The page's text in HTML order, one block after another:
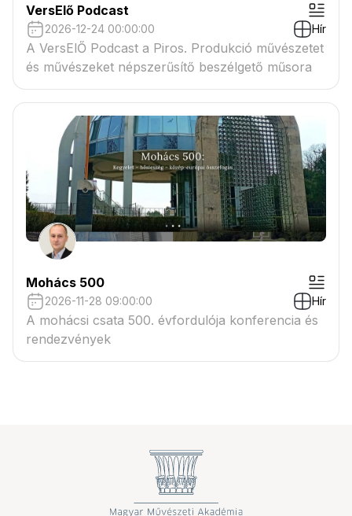
VersElő Podcast
2026-12-24 00:00:00 Hír
A VersElŐ Podcast a Piros. Produkció művészetet
és művészeket népszerűsítő beszélgető műsora
Mohács 500
2026-11-28 09:00:00 Hír
A mohácsi csata 500. évfordulója konferencia és
rendezvények